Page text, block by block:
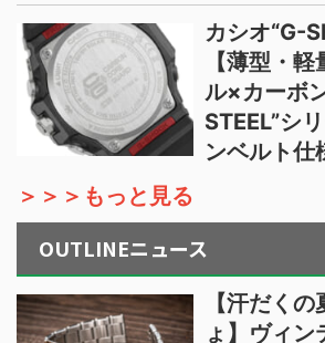
カシオ“G-
【薄型・
ル×カーボ
STEEL”シ
ンベルト仕
＞＞＞もっと見る
OUTLINEニュース
【汗だく
ょ】ヴィン